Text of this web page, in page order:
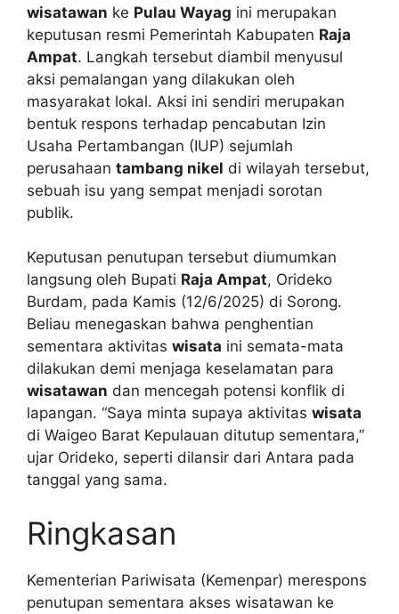
wisatawan ke Pulau Wayag ini merupakan
keputusan resmi Pemerintah Kabupaten Raja
Ampat. Langkah tersebut diambil menyusul
aksi pemalangan yang dilakukan oleh
masyarakat lokal. Aksi ini sendiri merupakan
bentuk respons terhadap pencabutan Izin
Usaha Pertambangan (IUP) sejumlah
perusahaan tambang nikel di wilayah tersebut,
sebuah isu yang sempat menjadi sorotan
publik.
Keputusan penutupan tersebut diumumkan
langsung oleh Bupati Raja Ampat, Orideko
Burdam, pada Kamis (12/6/2025) di Sorong.
Beliau menegaskan bahwa penghentian
sementara aktivitas wisata ini semata-mata
dilakukan demi menjaga keselamatan para
wisatawan dan mencegah potensi konflik di
lapangan. “Saya minta supaya aktivitas wisata
di Waigeo Barat Kepulauan ditutup sementara,”
ujar Orideko, seperti dilansir dari Antara pada
tanggal yang sama.
Ringkasan
Kementerian Pariwisata (Kemenpar) merespons
penutupan sementara akses wisatawan ke